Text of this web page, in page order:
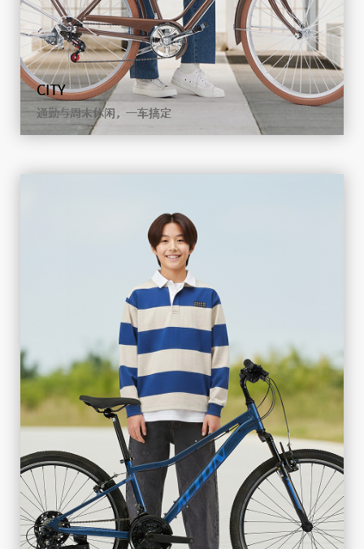
查看详情
CITY
通勤与周末休闲，一车搞定
CITY
通勤与周末休闲，一车搞定
查看详情